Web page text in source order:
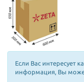
Если Вас интересует
информация, Вы